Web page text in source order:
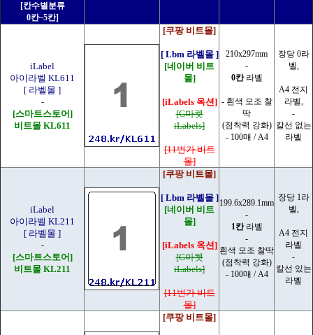
[칸수별분류
0칸~5칸]
iLabel
아이라벨 KL611
[ 라벨몰 ]
-
[스마트스토어]
비트몰 KL611
[쿠팡 비트몰]
[ Lbm 라벨몰 ]
[네이버 비트
몰]
[iLabels 옥션]
[G마켓
iLabels]
[11번가 비트
몰]
210x297mm
-
0칸 라벨
- 흰색 모조 찰
딱
(점착력 강화)
- 100매 / A4
장당 0라
벨,
A4 전지
라벨,
-
칼선 없는
라벨
iLabel
아이라벨 KL211
[ 라벨몰 ]
-
[스마트스토어]
비트몰 KL211
[쿠팡 비트몰]
[ Lbm 라벨몰 ]
[네이버 비트
몰]
[iLabels 옥션]
[G마켓
iLabels]
[11번가 비트
몰]
199.6x289.1mm
-
1칸라벨
-
흰색 모조 찰딱
(점착력 강화)
- 100매 / A4
장당 1라
벨,
A4 전지
라벨
-
칼선 있는
라벨
[쿠팡 비트몰]